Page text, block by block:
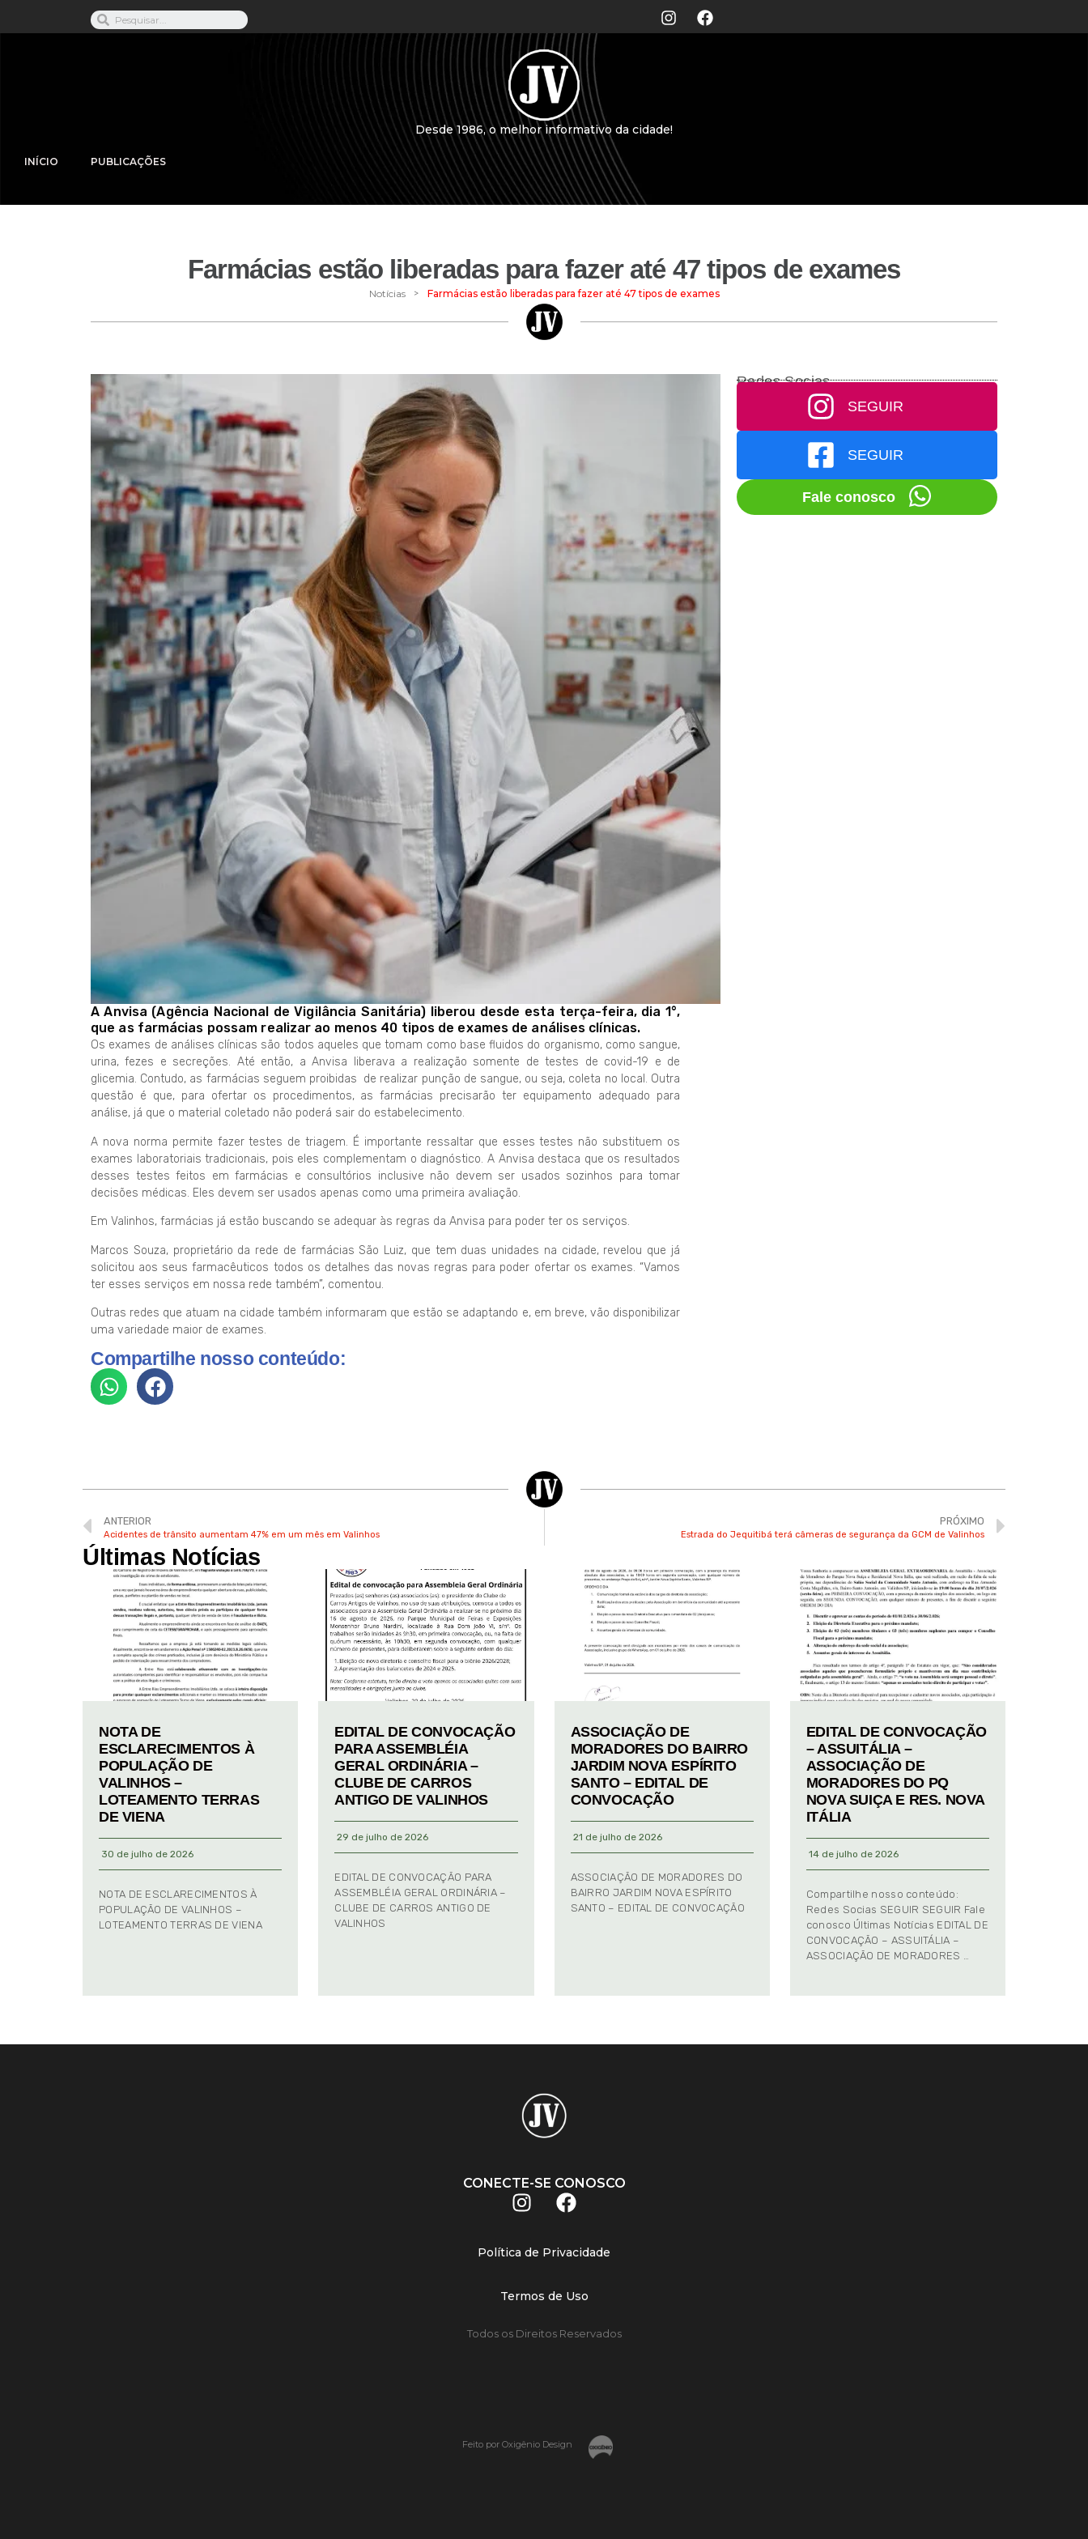
Desde 1986, o melhor informativo da cidade!
INÍCIO PUBLICAÇÕES
Farmácias estão liberadas para fazer até 47 tipos de exames
Notícias > Farmácias estão liberadas para fazer até 47 tipos de exames
A Anvisa (Agência Nacional de Vigilância Sanitária) liberou desde esta terça-feira, dia 1°,
que as farmácias possam realizar ao menos 40 tipos de exames de análises clínicas.
Os exames de análises clínicas são todos aqueles que tomam como base fluidos do organismo, como sangue,
urina, fezes e secreções. Até então, a Anvisa liberava a realização somente de testes de covid-19 e de
glicemia. Contudo, as farmácias seguem proibidas de realizar punção de sangue, ou seja, coleta no local. Outra
questão é que, para ofertar os procedimentos, as farmácias precisarão ter equipamento adequado para
análise, já que o material coletado não poderá sair do estabelecimento.
A nova norma permite fazer testes de triagem. É importante ressaltar que esses testes não substituem os
exames laboratoriais tradicionais, pois eles complementam o diagnóstico. A Anvisa destaca que os resultados
desses testes feitos em farmácias e consultórios inclusive não devem ser usados sozinhos para tomar
decisões médicas. Eles devem ser usados apenas como uma primeira avaliação.
Em Valinhos, farmácias já estão buscando se adequar às regras da Anvisa para poder ter os serviços.
Marcos Souza, proprietário da rede de farmácias São Luiz, que tem duas unidades na cidade, revelou que já
solicitou aos seus farmacêuticos todos os detalhes das novas regras para poder ofertar os exames. “Vamos
ter esses serviços em nossa rede também”, comentou.
Outras redes que atuam na cidade também informaram que estão se adaptando e, em breve, vão disponibilizar
uma variedade maior de exames.
Compartilhe nosso conteúdo:
Redes Socias
SEGUIR
SEGUIR
Fale conosco
ANTERIOR
Acidentes de trânsito aumentam 47% em um mês em Valinhos
PRÓXIMO
Estrada do Jequitibá terá câmeras de segurança da GCM de Valinhos
Últimas Notícias
NOTA DE
ESCLARECIMENTOS À
POPULAÇÃO DE
VALINHOS –
LOTEAMENTO TERRAS
DE VIENA
30 de julho de 2026
NOTA DE ESCLARECIMENTOS À
POPULAÇÃO DE VALINHOS –
LOTEAMENTO TERRAS DE VIENA
EDITAL DE CONVOCAÇÃO
PARA ASSEMBLÉIA
GERAL ORDINÁRIA –
CLUBE DE CARROS
ANTIGO DE VALINHOS
29 de julho de 2026
EDITAL DE CONVOCAÇÃO PARA
ASSEMBLÉIA GERAL ORDINÁRIA –
CLUBE DE CARROS ANTIGO DE
VALINHOS
ASSOCIAÇÃO DE
MORADORES DO BAIRRO
JARDIM NOVA ESPÍRITO
SANTO – EDITAL DE
CONVOCAÇÃO
21 de julho de 2026
ASSOCIAÇÃO DE MORADORES DO
BAIRRO JARDIM NOVA ESPÍRITO
SANTO – EDITAL DE CONVOCAÇÃO
EDITAL DE CONVOCAÇÃO
– ASSUITÁLIA –
ASSOCIAÇÃO DE
MORADORES DO PQ
NOVA SUIÇA E RES. NOVA
ITÁLIA
14 de julho de 2026
Compartilhe nosso conteúdo:
Redes Socias SEGUIR SEGUIR Fale
conosco Últimas Notícias EDITAL DE
CONVOCAÇÃO – ASSUITÁLIA –
ASSOCIAÇÃO DE MORADORES …
CONECTE-SE CONOSCO
Política de Privacidade
Termos de Uso
Todos os Direitos Reservados
Feito por Oxigênio Design